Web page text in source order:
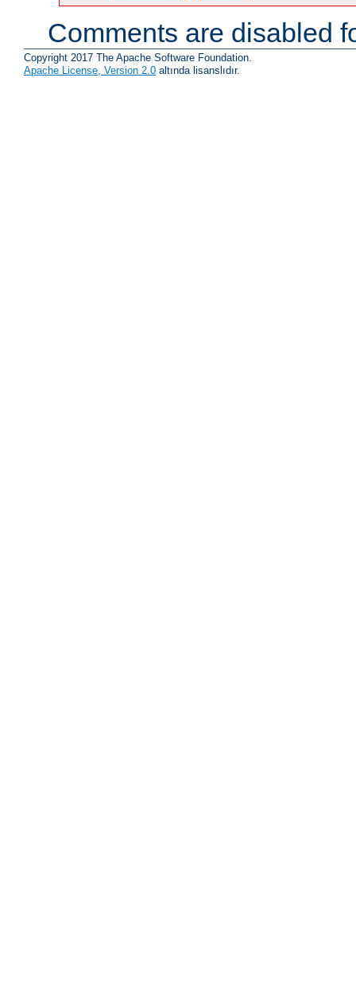
Comments are disabled
Copyright 2017 The Apache Software Foundation.
Apache License, Version 2.0 altında lisanslıdır.